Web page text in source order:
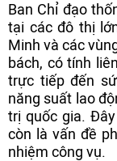
Ban Chỉ đạo
tại các đô thị
Minh và các
bách, có tính
trực tiếp đến
năng suất lao
trị quốc gia.
còn là vấn đề
nhiệm công vụ.